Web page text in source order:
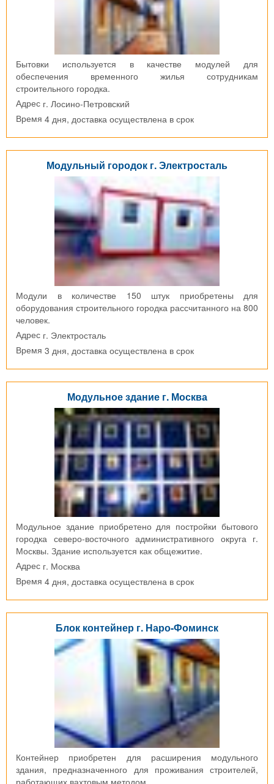
Бытовки используется в качестве модулей для
обеспечения временного жилья сотрудникам
строительного городка.
Адрес г. Лосино-Петровский
Время 4 дня, доставка осуществлена в срок
Модульный городок г. Электросталь
Модули в количестве 150 штук приобретены для
оборудования строительного городка рассчитанного на 800
человек.
Адрес г. Электросталь
Время 3 дня, доставка осуществлена в срок
Модульное здание г. Москва
Модульное здание приобретено для постройки бытового
городка северо-восточного административного округа г.
Москвы. Здание используется как общежитие.
Адрес г. Москва
Время 4 дня, доставка осуществлена в срок
Блок контейнер г. Наро-Фоминск
Контейнер приобретен для расширения модульного
здания, предназначенного для проживания строителей,
работающих вахтовым методом.